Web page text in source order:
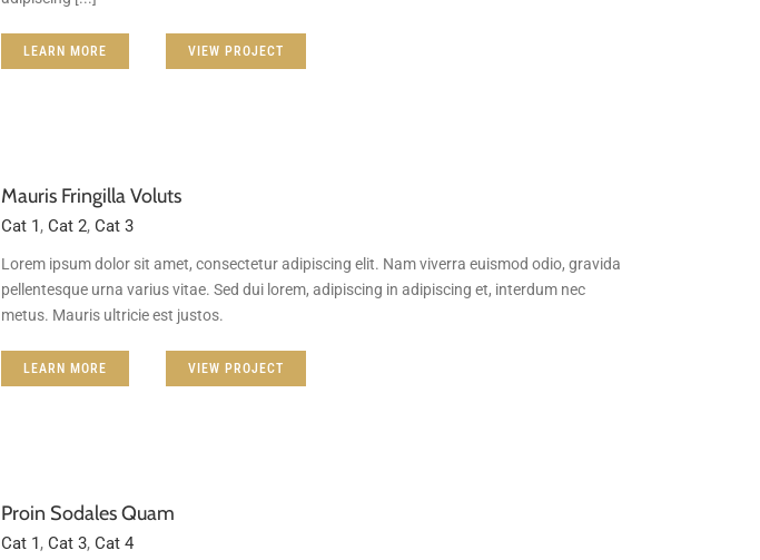
LEARN MORE VIEW PROJECT
Mauris Fringilla Voluts
Cat 1, Cat 2, Cat 3
Lorem ipsum dolor sit amet, consectetur adipiscing elit. Nam viverra euismod odio, gravida
pellentesque urna varius vitae. Sed dui lorem, adipiscing in adipiscing et, interdum nec
metus. Mauris ultricie est justos.
LEARN MORE VIEW PROJECT
Proin Sodales Quam
Cat 1, Cat 3, Cat 4